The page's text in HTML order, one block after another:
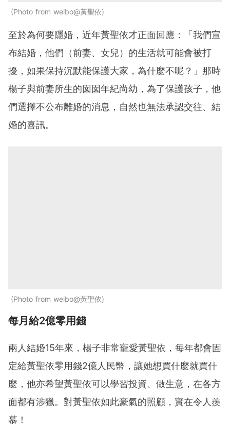
Photo from weibo@黃聖依
至於為何要隱婚，近年黃聖依才正面回應：「我們宣
布結婚，他們（前妻、女兒）的生活就可能會被打
擾，如果保持沉默能保護大家，為什麼不呢？」那時
楊子與前妻所生的囡囡年紀尚幼，為了保護孩子，他
們選擇不公布離婚的消息，自然也無法承認交往、結
婚的喜訊。
Photo from weibo@黃聖依
每月給2億零用錢
兩人結婚15年來，楊子非常寵愛黃聖依，每年都會固
定給黃聖依零用錢2億人民幣，讓她想買什麼就買什
麼，他亦希望黃聖依可以學習投資、做生意，在各方
面都有涉獵。對黃聖依如此豪氣的照顧，實在令人羨
慕！